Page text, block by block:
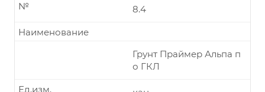
8.4
№
Наименование
Грунт Праймер Альпа п
о ГКЛ
Ед.изм.